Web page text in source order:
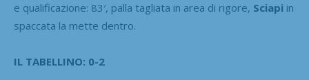
e qualificazione: 83′, palla tagliata in area di rigore, Sciapi in
spaccata la mette dentro.
IL TABELLINO: 0-2